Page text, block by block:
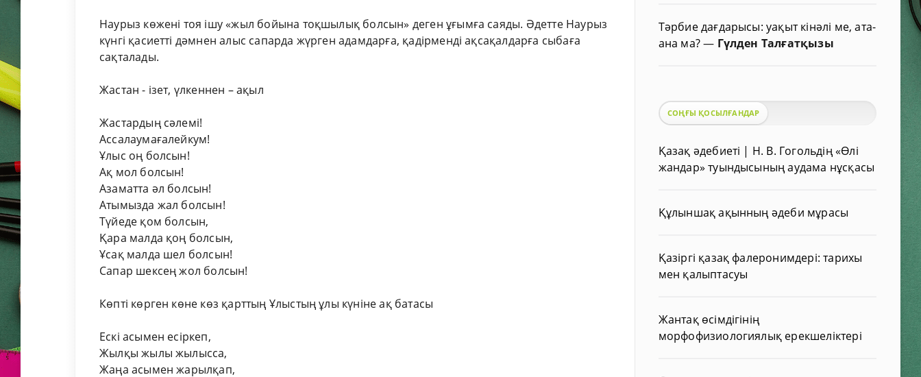
Наурыз көжені тоя ішу «жыл бойына тоқшылық болсын» деген ұғымға саяды. Әдетте Наурыз
күнгі қасиетті дәмнен алыс сапарда жүрген адамдарға, қадірменді ақсақалдарға сыбаға
сақталады.
Жастан - ізет, үлкеннен – ақыл
Жастардың сәлемі!
Ассалаумағалейкум!
Ұлыс оң болсын!
Ақ мол болсын!
Азаматта әл болсын!
Атымызда жал болсын!
Түйеде қом болсын,
Қара малда қоң болсын,
Ұсақ малда шел болсын!
Сапар шексең жол болсын!
Көпті көрген көне көз қарттың Ұлыстың ұлы күніне ақ батасы
Ескі асымен есіркеп,
Жылқы жылы жылысса,
Жаңа асымен жарылқап,
Тәрбие дағдарысы: уақыт кінәлі ме, ата-
ана ма?— Гүлден Талғатқызы
СОҢҒЫ ҚОСЫЛҒАНДАР
Қазақ әдебиеті | Н. В. Гогольдің «Өлі
жандар» туындысының аудама нұсқасы
Құлыншақ ақынның әдеби мұрасы
Қазіргі қазақ фалеронимдері: тарихы
мен қалыптасуы
Жантақ өсімдігінің
морфофизиологиялық ерекшеліктері